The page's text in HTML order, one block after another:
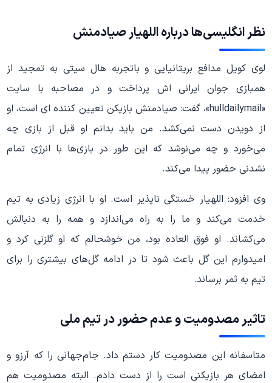
نظر انگلیسی‌ها درباره اللهیار صیادمنش
لوی کویل مدافع بریتانیایی و باتجربه هال سیتی به تمجید از
همبازی جوان ایرانی اش پرداخت و در مصاحبه با سایت
«hulldailymail»، گفت: صیادمنش بازیکن تعیین کننده ای است، او
از دویدن دست نمی‌کشد. من باید بدانم او قبل از بازی چه
می‌خورد و چه می‌نوشد که این طور در بازی‌ها با انرژی تمام
نشدنی حضور پیدا می‌کند.
وی افزود: اللهیار خستگی ناپذیر است. او با انرژی زیادی به تیم
خدمت می‌کند و ما را به راه می‌اندازد و همه را به دنبالش
می‌کشاند. او فوق العاده بود، من خوشحالم که او گلزنی کرد و
امیدوارم این گل باعث شود تا در ادامه گل‌های بیشتری را برای
تیم به ثمر برساند.
تاثیر مصدومیت و عدم حضور در تیم ملی
متاسفانه این مصدومیت کار دستم داد. جام‌جهانی را که آرزو و
امضای هر بازیکنی است را از دست دادم. البته مصدومیت هم